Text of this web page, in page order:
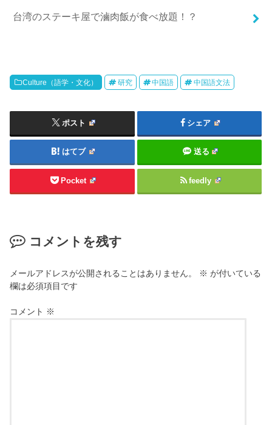
台湾のステーキ屋で滷肉飯が食べ放題！？
Culture（語学・文化） 研究 中国語 中国語文法
ポスト シェア
はてブ 送る
Pocket feedly
コメントを残す
メールアドレスが公開されることはありません。 ※ が付いている
欄は必須項目です
コメント ※